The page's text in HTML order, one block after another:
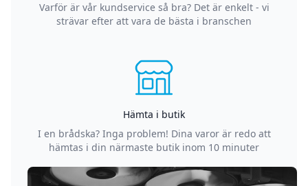
Varför är vår kundservice så bra? Det är enkelt - vi
strävar efter att vara de bästa i branschen
Hämta i butik
I en brådska? Inga problem! Dina varor är redo att
hämtas i din närmaste butik inom 10 minuter